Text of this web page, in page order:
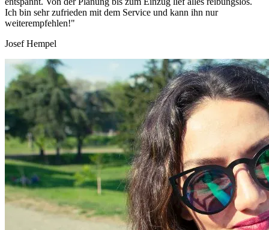
Ich bin sehr zufrieden mit dem Service und kann ihn nur
weiterempfehlen!"
Josef Hempel